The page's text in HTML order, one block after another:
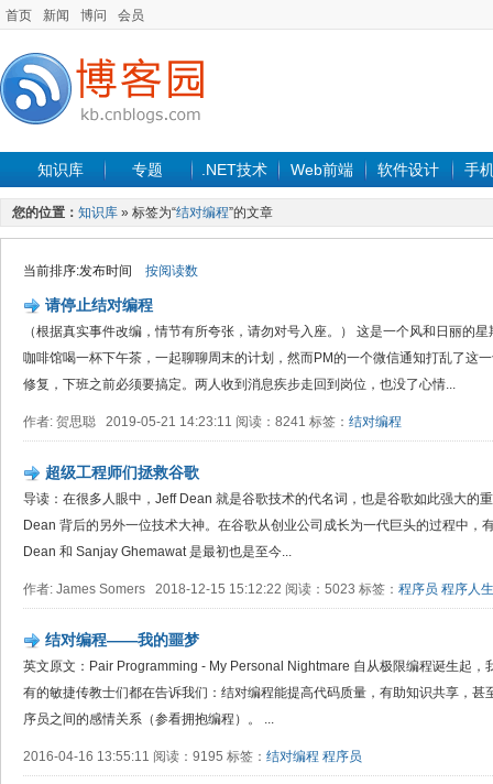
首页 新闻 博问 会员
知识库 专题 .NET技术 Web前端 软件设计 手
您的位置： 知识库 » 标签为“结对编程”的文章
当前排序:发布时间 按阅读数
请停止结对编程
（根据真实事件改编，情节有所夸张，请勿对号入座。） 这是一个风和日丽的
咖啡馆喝一杯下午茶，一起聊聊周末的计划，然而PM的一个微信通知打乱了这
修复，下班之前必须要搞定。两人收到消息疾步走回到岗位，也没了心情...
作者: 贺思聪 2019-05-21 14:23:11 阅读：8241 标签： 结对编程
超级工程师们拯救谷歌
导读：在很多人眼中，Jeff Dean 就是谷歌技术的代名词，也是谷歌如此强大的
Dean 背后的另外一位技术大神。在谷歌从创业公司成长为一代巨头的过程中，
Dean 和 Sanjay Ghemawat 是最初也是至今...
作者: James Somers 2018-12-15 15:12:22 阅读：5023 标签： 程序员 程序人生
结对编程——我的噩梦
英文原文：Pair Programming - My Personal Nightmare 自从极限编程诞生起，
有的敏捷传教士们都在告诉我们：结对编程能提高代码质量，有助知识共享，
序员之间的感情关系（参看拥抱编程）。 ...
2016-04-16 13:55:11 阅读：9195 标签： 结对编程 程序员